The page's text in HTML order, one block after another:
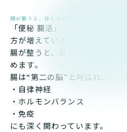
腸が整うと、体も心も軽くなる理由
「便秘 腸活」「痩せない 腸内
方が増えていますが、
腸が整うと、見た目だけでな
めます。
腸は“第二の脳”と呼ばれ、
・自律神経
・ホルモンバランス
・免疫
にも深く関わっています。